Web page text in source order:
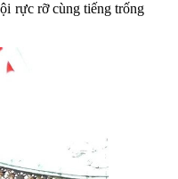
rực rỡ cùng tiếng trống